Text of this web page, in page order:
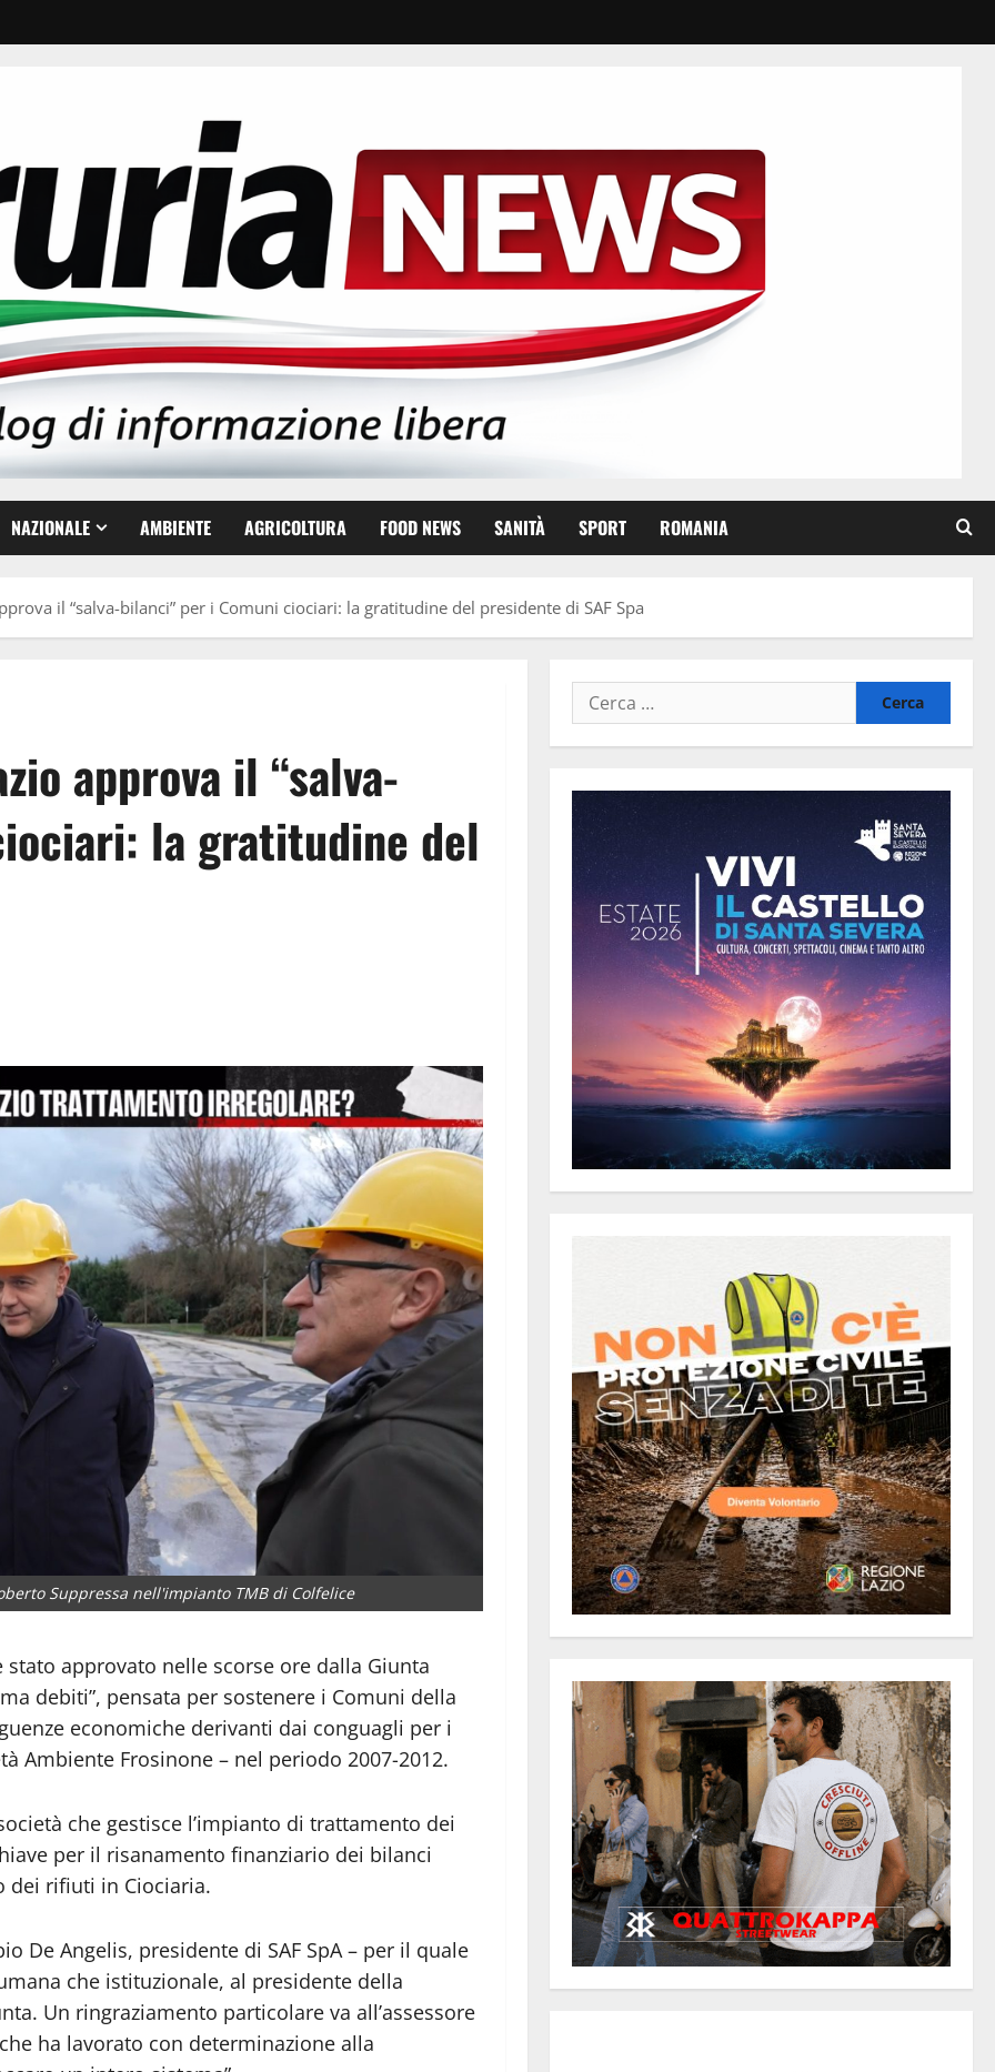
NAZIONALE AMBIENTE AGRICOLTURA FOOD NEWS SANITÀ SPORT ROMANIA
il “salva-bilanci” per i Comuni ciociari: la gratitudine del presidente di SAF Spa
approva il “salva-
la gratitudine del
Suppressa nell'impianto TMB di Colfelice
approvato nelle scorse ore dalla Giunta
debiti”, pensata per sostenere i Comuni della
economiche derivanti dai conguagli per i
Ambiente Frosinone – nel periodo 2007-2012.
che gestisce l’impianto di trattamento dei
per il risanamento finanziario dei bilanci
dei rifiuti in Ciociaria.
De Angelis, presidente di SAF SpA – per il quale
che istituzionale, al presidente della
Un ringraziamento particolare va all’assessore
ha lavorato con determinazione alla
Ricerca
per: